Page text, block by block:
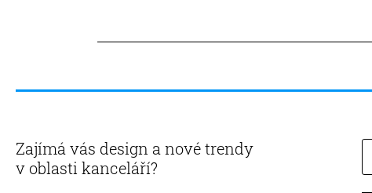
Zajímá vás design a nové trendy
v oblasti kanceláří?